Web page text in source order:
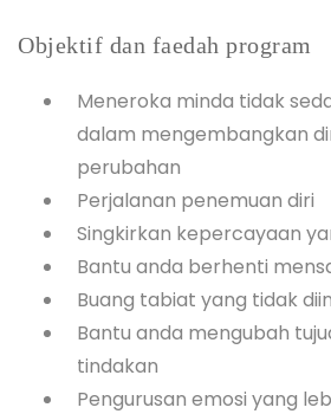
Objektif dan faedah program
Meneroka minda tidak
dalam mengembangkan
perubahan
Perjalanan penemuan diri
Singkirkan kepercayaan
Bantu anda berhenti
Buang tabiat yang tidak
Bantu anda mengubah
tindakan
Pengurusan emosi yang